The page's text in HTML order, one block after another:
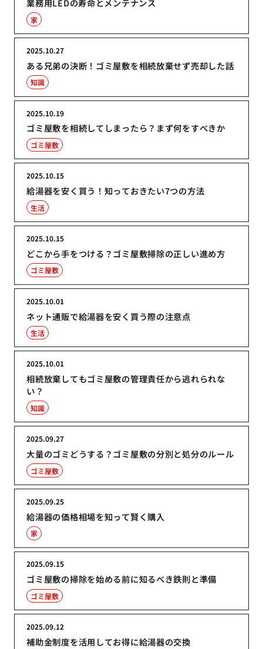
業務用LEDの寿命とメンテナンス
家
ある兄弟の決断！ゴミ屋敷を相続放棄せず売却した話
2025.10.27
知識
ゴミ屋敷を相続してしまったら？まず何をすべきか
2025.10.19
ゴミ屋敷
給湯器を安く買う！知っておきたい7つの方法
2025.10.15
生活
どこから手をつける？ゴミ屋敷掃除の正しい進め方
2025.10.15
ゴミ屋敷
ネット通販で給湯器を安く買う際の注意点
2025.10.01
生活
相続放棄してもゴミ屋敷の管理責任から逃れられな
い？
2025.10.01
知識
大量のゴミどうする？ゴミ屋敷の分別と処分のルール
2025.09.27
ゴミ屋敷
給湯器の価格相場を知って賢く購入
2025.09.25
家
ゴミ屋敷の掃除を始める前に知るべき鉄則と準備
2025.09.15
ゴミ屋敷
補助金制度を活用してお得に給湯器の交換
2025.09.12